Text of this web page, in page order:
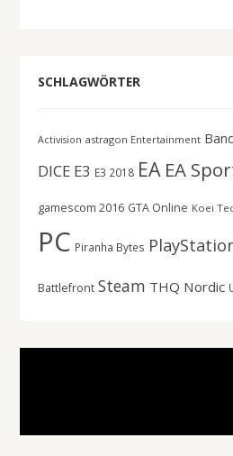
SCHLAGWÖRTER
Activision astragon Entertainment
DICE E3 E3 2018 EA EA
gamescom 2016 GTA Online Koei
PC Piranha Bytes
Battlefront Steam THQ Nordic